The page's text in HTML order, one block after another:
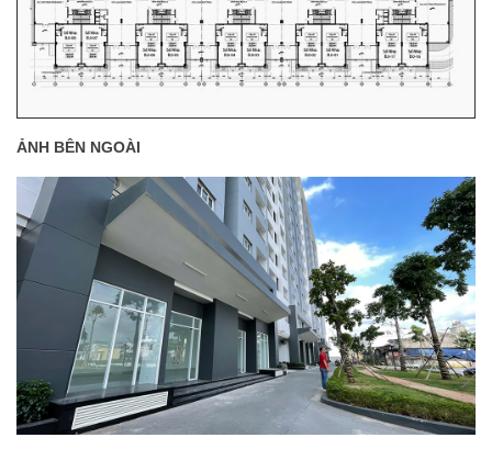
ẢNH BÊN NGOÀI